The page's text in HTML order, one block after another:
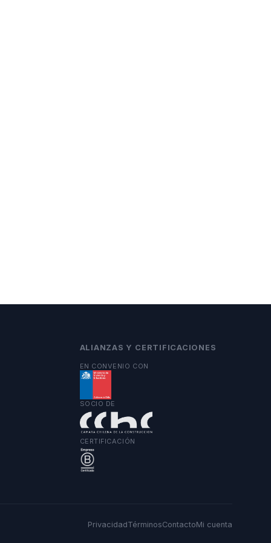
ALIANZAS Y CERTIFICACIONES
EN CONVENIO CON
SOCIO DE
CERTIFICACIÓN
PrivacidadTérminosContactoMi cuenta